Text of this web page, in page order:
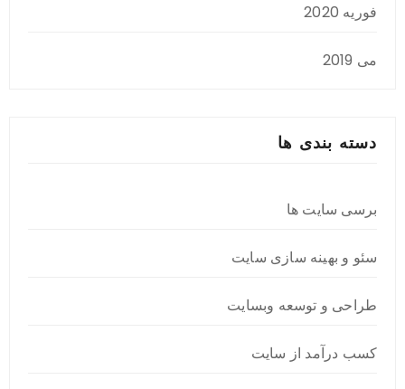
فوریه 2020
می 2019
دسته بندی ها
برسی سایت ها
سئو و بهینه سازی سایت
طراحی و توسعه وبسایت
کسب درآمد از سایت